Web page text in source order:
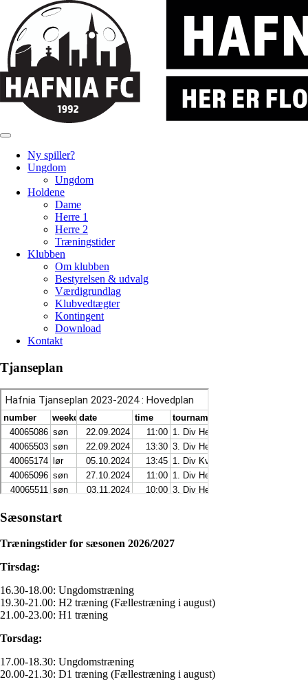
Ny spiller?
Ungdom
Ungdom
Holdene
Dame
Herre 1
Herre 2
Træningstider
Klubben
Om klubben
Bestyrelsen & udvalg
Værdigrundlag
Klubvedtægter
Kontingent
Download
Kontakt
Tjanseplan
Sæsonstart
Træningstider for sæsonen 2026/2027
Tirsdag:
16.30-18.00: Ungdomstræning
19.30-21.00: H2 træning (Fællestræning i august)
21.00-23.00: H1 træning
Torsdag:
17.00-18.30: Ungdomstræning
20.00-21.30: D1 træning (Fællestræning i august)